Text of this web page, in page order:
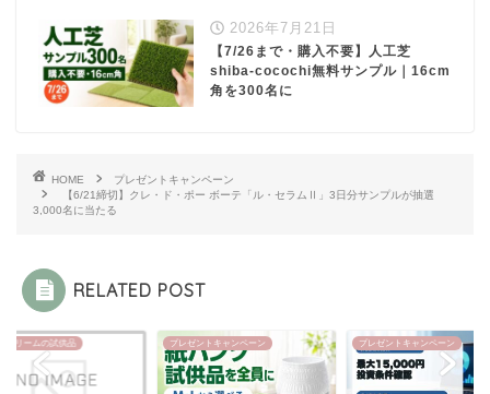
2026年7月21日
【7/26まで・購入不要】人工芝
shiba-cocochi無料サンプル｜16cm
角を300名に
HOME
プレゼントキャンペーン
【6/21締切】クレ・ド・ポー ボーテ「ル・セラムⅡ」3日分サンプルが抽選
3,000名に当たる
RELATED POST
クリームの試供品 プレゼントキャンペーン プレゼントキャンペーン